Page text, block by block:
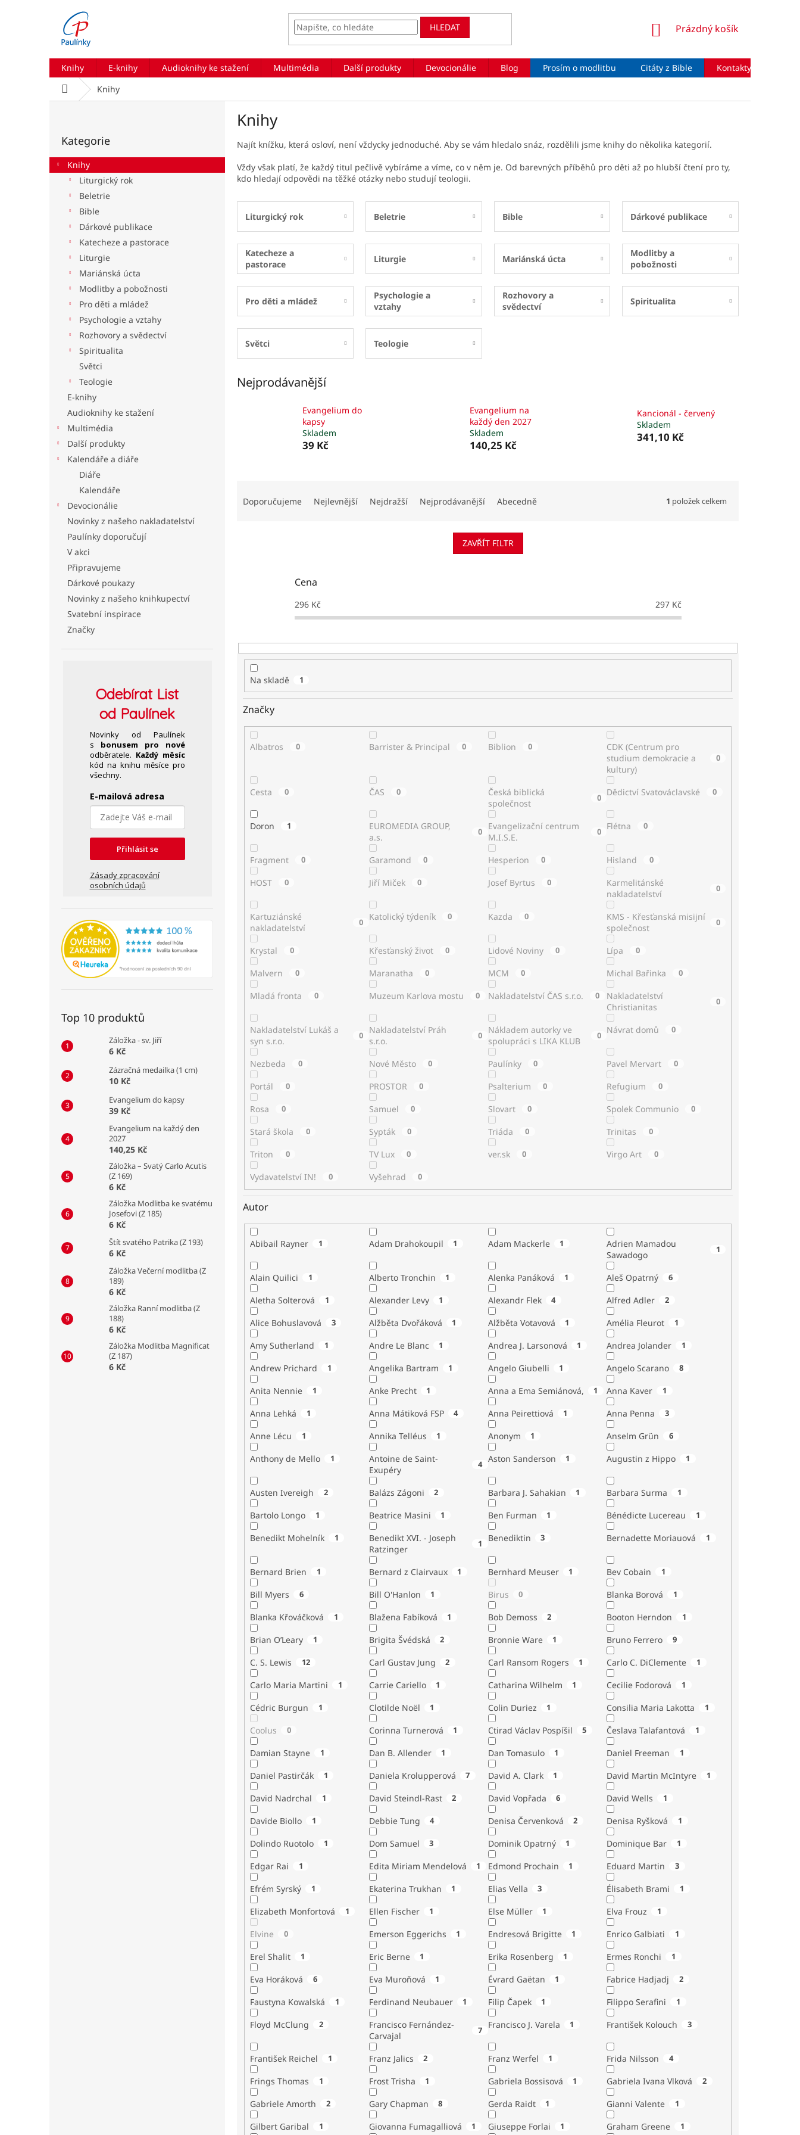
HLEDAT
NÁKUPNÍ
Prázdný košík
Knihy E-knihy Audioknihy ke stažení Multimédia Další produkty Devocionálie Blog Prosím o modlitbu Citáty z Bible Kontakty
Domů Knihy
r
a
kategorie
Kategorie
Knihy
Liturgický rok
Beletrie
Bible
Dárkové publikace
Katecheze a pastorace
Liturgie
Mariánská úcta
Modlitby a pobožnosti
Pro děti a mládež
Psychologie a vztahy
Rozhovory a svědectví
Spiritualita
Světci
Teologie
E-knihy
Audioknihy ke stažení
Multimédia
Další produkty
Kalendáře a diáře
Diáře
Kalendáře
Devocionálie
Novinky z našeho nakladatelství
Paulínky doporučují
V akci
Připravujeme
Dárkové poukazy
Novinky z našeho knihkupectví
Svatební inspirace
Značky
OdebíratList
od Paulínek
Novinky od Paulínek
s bonusem pro nové
odběratele. Každý měsíc
kód na knihu měsíce pro
všechny.
E-mailová adresa
Přihlásit se
Zásady zpracování
osobních údajů
Top 10 produktů
Záložka - sv. Jiří
6 Kč
Zázračná medailka (1 cm)
10 Kč
Evangelium do kapsy
39 Kč
Evangelium na každý den
2027
140,25 Kč
Záložka – Svatý Carlo Acutis
(Z 169)
6 Kč
Záložka Modlitba ke svatému
Josefovi (Z 185)
6 Kč
Štít svatého Patrika (Z 193)
6 Kč
Záložka Večerní modlitba (Z
189)
6 Kč
Záložka Ranní modlitba (Z
188)
6 Kč
Záložka Modlitba Magnificat
(Z 187)
6 Kč
Knihy
Najít knížku, která osloví, není vždycky jednoduché. Aby se vám hledalo snáz, rozdělili jsme knihy do několika kategorií.
Vždy však platí, že každý titul pečlivě vybíráme a víme, co v něm je. Od barevných příběhů pro děti až po hlubší čtení pro ty,
kdo hledají odpovědi na těžké otázky nebo studují teologii.
Liturgický rok Beletrie Bible Dárkové publikace
Katecheze a
pastorace
Liturgie Mariánská úcta
Modlitby a
pobožnosti
Pro děti a mládež
Psychologie a
vztahy
Rozhovory a
svědectví
Spiritualita
Světci Teologie
Nejprodávanější
Evangelium do
kapsy
Skladem
39 Kč
Evangelium na
každý den 2027
Skladem
140,25 Kč
Kancionál - červený
Skladem
341,10 Kč
t
ů
Doporučujeme Nejlevnější Nejdražší Nejprodávanější Abecedně 1 položek celkem
ZAVŘÍT FILTR
Cena
296Kč 297Kč
Na skladě 1
Značky
Albatros 0 Barrister & Principal 0 Biblion 0
CDK (Centrum pro
studium demokracie a
kultury)
0
Cesta 0 ČAS 0
Česká biblická
společnost
0 Dědictví Svatováclavské 0
Doron 1
EUROMEDIA GROUP,
a.s.
0
Evangelizační centrum
M.I.S.E.
0 Flétna 0
Fragment 0 Garamond 0 Hesperion 0 Hisland 0
HOST 0 Jiří Miček 0 Josef Byrtus 0
Karmelitánské
nakladatelství
0
Kartuziánské
nakladatelství
0 Katolický týdeník 0 Kazda 0
KMS - Křesťanská misijní
společnost
0
Krystal 0 Křesťanský život 0 Lidové Noviny 0 Lípa 0
Malvern 0 Maranatha 0 MCM 0 Michal Bařinka 0
Mladá fronta 0 Muzeum Karlova mostu 0 Nakladatelství ČAS s.r.o. 0
Nakladatelství
Christianitas
0
Nakladatelství Lukáš a
syn s.r.o.
0
Nakladatelství Práh
s.r.o.
0
Nákladem autorky ve
spolupráci s LIKA KLUB
0 Návrat domů 0
Nezbeda 0 Nové Město 0 Paulínky 0 Pavel Mervart 0
Portál 0 PROSTOR 0 Psalterium 0 Refugium 0
Rosa 0 Samuel 0 Slovart 0 Spolek Communio 0
Stará škola 0 Sypták 0 Triáda 0 Trinitas 0
Triton 0 TV Lux 0 ver.sk 0 Virgo Art 0
Vydavatelství IN! 0 Vyšehrad 0
Autor
Abibail Rayner 1 Adam Drahokoupil 1 Adam Mackerle 1
Adrien Mamadou
Sawadogo
1
Alain Quilici 1 Alberto Tronchin 1 Alenka Panáková 1 Aleš Opatrný 6
Aletha Solterová 1 Alexander Levy 1 Alexandr Flek 4 Alfred Adler 2
Alice Bohuslavová 3 Alžběta Dvořáková 1 Alžběta Votavová 1 Amélia Fleurot 1
Amy Sutherland 1 Andre Le Blanc 1 Andrea J. Larsonová 1 Andrea Jolander 1
Andrew Prichard 1 Angelika Bartram 1 Angelo Giubelli 1 Angelo Scarano 8
Anita Nennie 1 Anke Precht 1 Anna a Ema Semiánová, 1 Anna Kaver 1
Anna Lehká 1 Anna Mátiková FSP 4 Anna Peirettiová 1 Anna Penna 3
Anne Lécu 1 Annika Telléus 1 Anonym 1 Anselm Grün 6
Anthony de Mello 1
Antoine de Saint-
Exupéry
4 Aston Sanderson 1 Augustin z Hippo 1
Austen Ivereigh 2 Balázs Zágoni 2 Barbara J. Sahakian 1 Barbara Surma 1
Bartolo Longo 1 Beatrice Masini 1 Ben Furman 1 Bénédicte Lucereau 1
Benedikt Mohelník 1
Benedikt XVI. - Joseph
Ratzinger
1 Benediktin 3 Bernadette Moriauová 1
Bernard Brien 1 Bernard z Clairvaux 1 Bernhard Meuser 1 Bev Cobain 1
Bill Myers 6 Bill O'Hanlon 1 Birus 0 Blanka Borová 1
Blanka Křováčková 1 Blažena Fabíková 1 Bob Demoss 2 Booton Herndon 1
Brian O’Leary 1 Brigita Švédská 2 Bronnie Ware 1 Bruno Ferrero 9
C. S. Lewis 12 Carl Gustav Jung 2 Carl Ransom Rogers 1 Carlo C. DiClemente 1
Carlo Maria Martini 1 Carrie Cariello 1 Catharina Wilhelm 1 Cecilie Fodorová 1
Cédric Burgun 1 Clotilde Noël 1 Colin Duriez 1 Consilia Maria Lakotta 1
Coolus 0 Corinna Turnerová 1 Ctirad Václav Pospíšil 5 Česlava Talafantová 1
Damian Stayne 1 Dan B. Allender 1 Dan Tomasulo 1 Daniel Freeman 1
Daniel Pastirčák 1 Daniela Krolupperová 7 David A. Clark 1 David Martin McIntyre 1
David Nadrchal 1 David Steindl-Rast 2 David Vopřada 6 David Wells 1
Davide Biollo 1 Debbie Tung 4 Denisa Červenková 2 Denisa Ryšková 1
Dolindo Ruotolo 1 Dom Samuel 3 Dominik Opatrný 1 Dominique Bar 1
Edgar Rai 1 Edita Miriam Mendelová 1 Edmond Prochain 1 Eduard Martin 3
Efrém Syrský 1 Ekaterina Trukhan 1 Elias Vella 3 Élisabeth Brami 1
Elizabeth Monfortová 1 Ellen Fischer 1 Else Müller 1 Elva Frouz 1
Elvine 0 Emerson Eggerichs 1 Endresová Brigitte 1 Enrico Galbiati 1
Erel Shalit 1 Eric Berne 1 Erika Rosenberg 1 Ermes Ronchi 1
Eva Horáková 6 Eva Muroňová 1 Évrard Gaëtan 1 Fabrice Hadjadj 2
Faustyna Kowalská 1 Ferdinand Neubauer 1 Filip Čapek 1 Filippo Serafini 1
Floyd McClung 2
Francisco Fernández-
Carvajal
7 Francisco J. Varela 1 František Kolouch 3
František Reichel 1 Franz Jalics 2 Franz Werfel 1 Frida Nilsson 4
Frings Thomas 1 Frost Trisha 1 Gabriela Bossisová 1 Gabriela Ivana Vlková 2
Gabriele Amorth 2 Gary Chapman 8 Gerda Raidt 1 Gianni Valente 1
Gilbert Garibal 1 Giovanna Fumagalliová 1 Giuseppe Forlai 1 Graham Greene 1